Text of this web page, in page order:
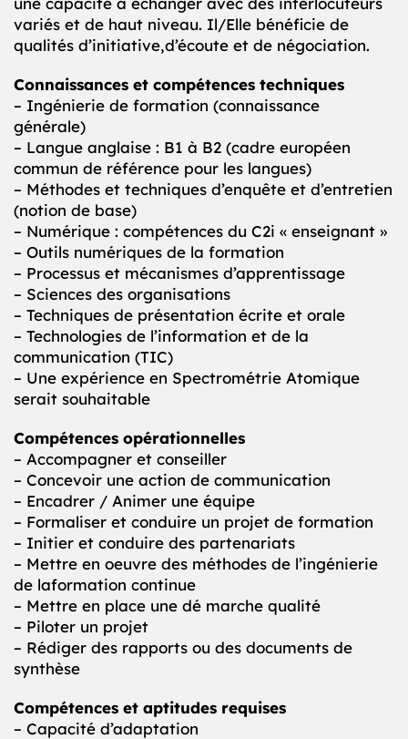
variés et de haut niveau. Il/Elle bénéficie de
qualités d’initiative,d’écoute et de négociation.
Connaissances et compétences techniques
– Ingénierie de formation (connaissance
générale)
– Langue anglaise : B1 à B2 (cadre européen
commun de référence pour les langues)
– Méthodes et techniques d’enquête et d’entretien
(notion de base)
– Numérique : compétences du C2i « enseignant »
– Outils numériques de la formation
– Processus et mécanismes d’apprentissage
– Sciences des organisations
– Techniques de présentation écrite et orale
– Technologies de l’information et de la
communication (TIC)
– Une expérience en Spectrométrie Atomique
serait souhaitable
Compétences opérationnelles
– Accompagner et conseiller
– Concevoir une action de communication
– Encadrer / Animer une équipe
– Formaliser et conduire un projet de formation
– Initier et conduire des partenariats
– Mettre en oeuvre des méthodes de l’ingénierie
de laformation continue
– Mettre en place une dé marche qualité
– Piloter un projet
– Rédiger des rapports ou des documents de
synthèse
Compétences et aptitudes requises
– Capacité d’adaptation